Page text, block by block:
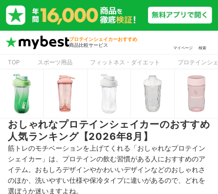
プロテインシェイカーおすすめ
商品比較サービス
マイページ 検索
TOP スポーツ用品 フィットネス・ダイエット プロテインシ
おしゃれなプロテインシェイカーのおすすめ
人気ランキング【2026年8月】
筋トレのモチベーションを上げてくれる「おしゃれなプロテイン
シェイカー」は、プロテインの飲む習慣がある人におすすめのア
イテム。おもしろデザインやかわいいデザインなどのおしゃれさ
のほか、洗いやすい仕様や保冷タイプに違いがあるので、どれを
選ぼうか迷いますよね。